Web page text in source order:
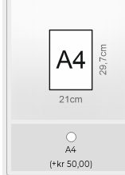
A4
(+kr 50,00)